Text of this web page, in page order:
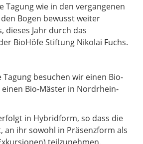
Tagung wie in den vergangenen
Bogen bewusst weiter
dieses Jahr durch das
BioHöfe Stiftung Nikolai Fuchs.
Tagung besuchen wir einen Bio-
Bio-Mäster in Nordrhein-
in Hybridform, so dass die
an ihr sowohl in Präsenzform als